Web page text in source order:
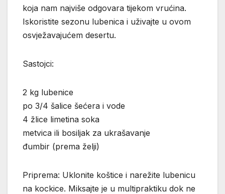
koja nam najviše odgovara tijekom vrućina.
Iskoristite sezonu lubenica i uživajte u ovom
osvježavajućem desertu.
Sastojci:
2 kg lubenice
po 3/4 šalice šećera i vode
4 žlice limetina soka
metvica ili bosiljak za ukrašavanje
đumbir (prema želji)
Priprema: Uklonite koštice i narežite lubenicu
na kockice. Miksajte je u multipraktiku dok ne